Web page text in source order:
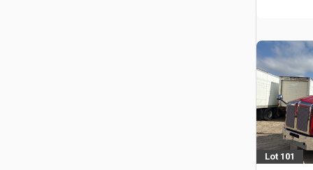
Lot 101